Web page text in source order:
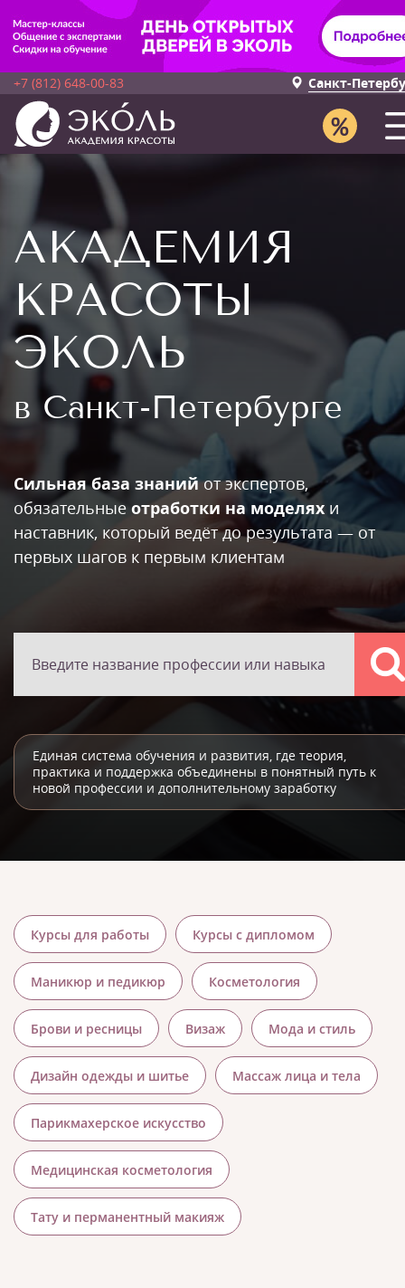
+7 (812) 648-00-83 Санкт-
АКАДЕМИЯ
КРАСОТЫ
ЭКОЛЬ
в Санкт-Петербурге
Сильная база знанийот экспертов,
обязательные отработки на моделяхи
наставник, который ведёт до результата — от
первых шагов к первым клиентам
Единая система обучения и развития, где теория,
практика и поддержка объединены в понятный путь к
новой профессии и дополнительному заработку
Курсы для работы Курсы с дипломом
Маникюр и педикюр Косметология
Брови и ресницы Визаж Мода и стиль
Дизайн одежды и шитье Массаж лица и тела
Парикмахерское искусство
Медицинская косметология
Тату и перманентный макияж